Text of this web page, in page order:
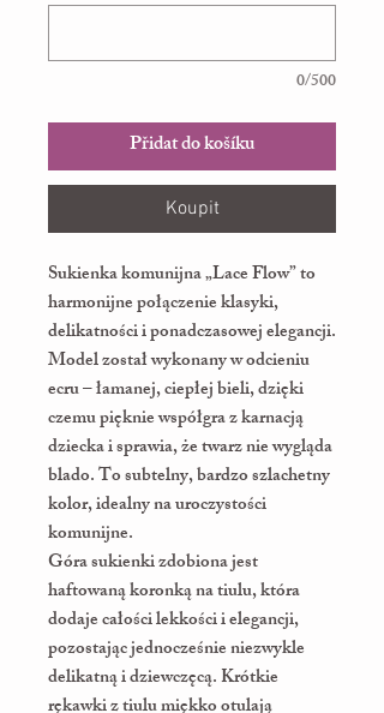
0/500
Přidat do košíku
Koupit
Sukienka komunijna „Lace Flow” to
harmonijne połączenie klasyki,
delikatności i ponadczasowej elegancji.
Model został wykonany w odcieniu
ecru – łamanej, ciepłej bieli, dzięki
czemu pięknie współgra z karnacją
dziecka i sprawia, że twarz nie wygląda
blado. To subtelny, bardzo szlachetny
kolor, idealny na uroczystości
komunijne.
Góra sukienki zdobiona jest
haftowaną koronką na tiulu, która
dodaje całości lekkości i elegancji,
pozostając jednocześnie niezwykle
delikatną i dziewczęcą. Krótkie